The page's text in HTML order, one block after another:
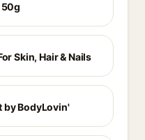
50g
Skin, Hair & Nails
by BodyLovin'